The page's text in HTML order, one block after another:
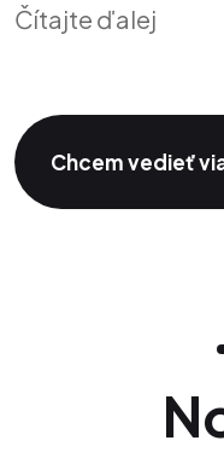
Čítajte ďalej
Chcem vedieť